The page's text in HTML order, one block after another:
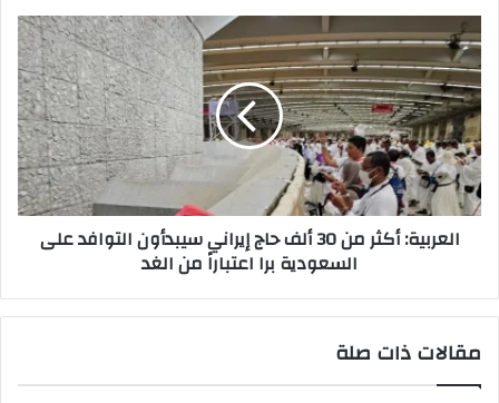
العربية:
أكثر
من
30
ألف
حاج
إيراني
سيبدأون
التوافد
على
الغد
العربية: أكثر من 30 ألف حاج إيراني سيبدأون التوافد على
السعودية برا اعتباراً من الغد
مقالات ذات صلة